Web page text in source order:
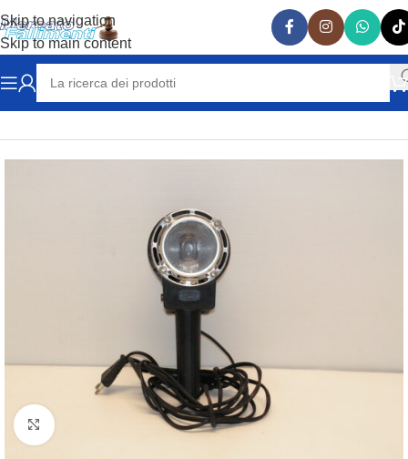
Skip to navigation
Skip to main content
Home FOTOGRAFIA FLASH
Clicca per ingrandire